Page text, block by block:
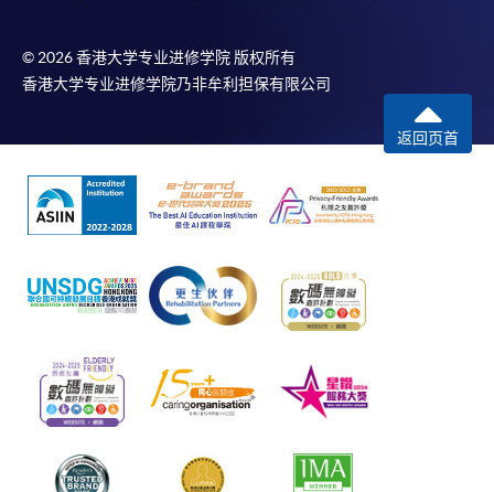
© 2026 香港大学专业进修学院 版权所有
香港大学专业进修学院乃非牟利担保有限公司
返回页首